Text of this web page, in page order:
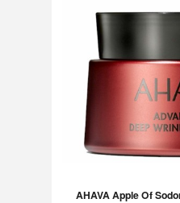
AHAVA Apple Of